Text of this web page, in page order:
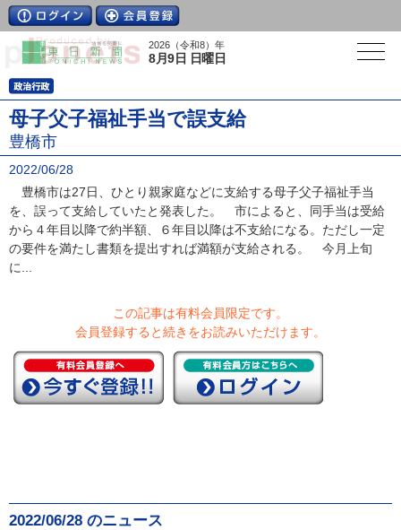
2026（令和8）年
8月9日 日曜日
母子父子福祉手当で誤支給
豊橋市
2022/06/28
豊橋市は27日、ひとり親家庭などに支給する母子父子福祉手当
を、誤って支給していたと発表した。 市によると、同手当は受給
から４年目以降で約半額、６年目以降は不支給になる。ただし一定
の要件を満たし書類を提出すれば満額が支給される。 今月上旬
に...
この記事は有料会員限定です。
会員登録すると続きをお読みいただけます。
2022/06/28 のニュース